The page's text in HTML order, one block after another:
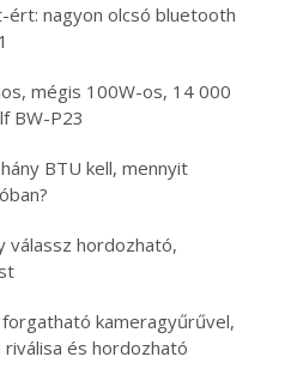
ért: nagyon olcsó bluetooth
mégis 100W-os, 14 000
BW-P23
BTU kell, mennyit
válassz hordozható,
kameragyűrűvel,
és hordozható